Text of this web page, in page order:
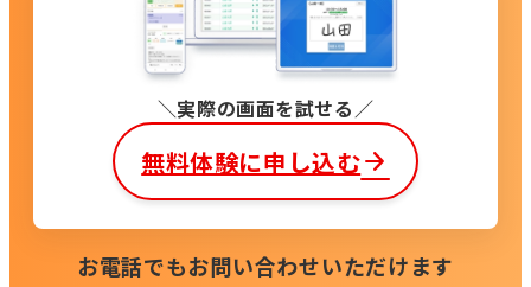
実際の画面を試せる
無料体験に申し込む
お電話でもお問い合わせいただけます